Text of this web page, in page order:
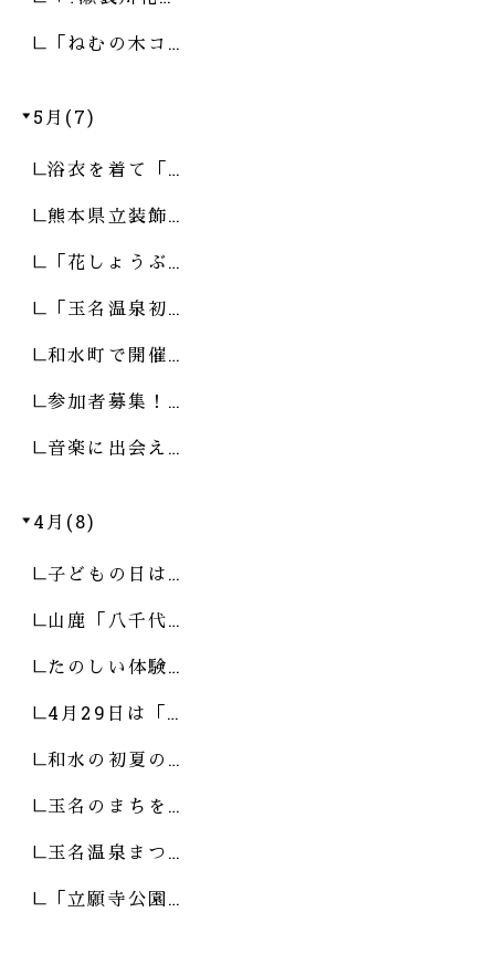
「ねむの木コ…
5月(7)
浴衣を着て「…
熊本県立装飾…
「花しょうぶ…
「玉名温泉初…
和水町で開催…
参加者募集！…
音楽に出会え…
4月(8)
子どもの日は…
山鹿「八千代…
たのしい体験…
4月29日は「…
和水の初夏の…
玉名のまちを…
玉名温泉まつ…
「立願寺公園…